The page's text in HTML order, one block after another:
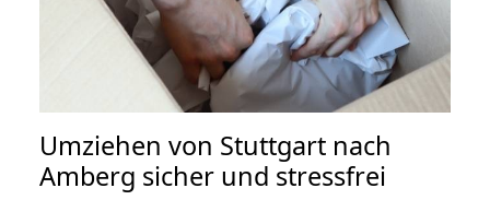
Umziehen von Stuttgart nach
Amberg sicher und stressfrei